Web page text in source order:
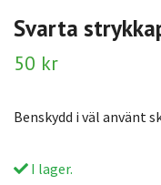
Svarta
50 kr
Benskydd i väl använt
I lager.